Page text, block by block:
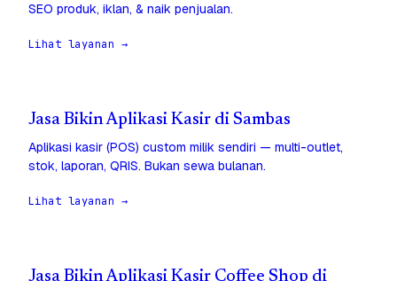
SEO produk, iklan, & naik penjualan.
Lihat layanan →
Jasa Bikin Aplikasi Kasir di Sambas
Aplikasi kasir (POS) custom milik sendiri — multi-outlet,
stok, laporan, QRIS. Bukan sewa bulanan.
Lihat layanan →
Jasa Bikin Aplikasi Kasir Coffee Shop di